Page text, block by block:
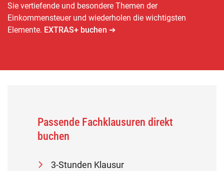
Sie vertiefende und besondere Themen der
Einkommensteuer und wiederholen die wichtigsten
Elemente. EXTRAS+ buchen ➔
Passende Fachklausuren direkt
buchen
3-Stunden Klausur